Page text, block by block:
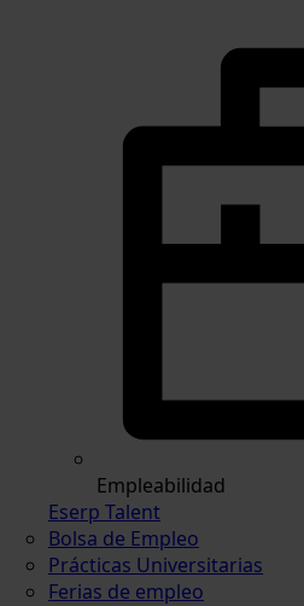
Empleabilidad
Eserp Talent
Bolsa de Empleo
Prácticas Universitarias
Ferias de empleo